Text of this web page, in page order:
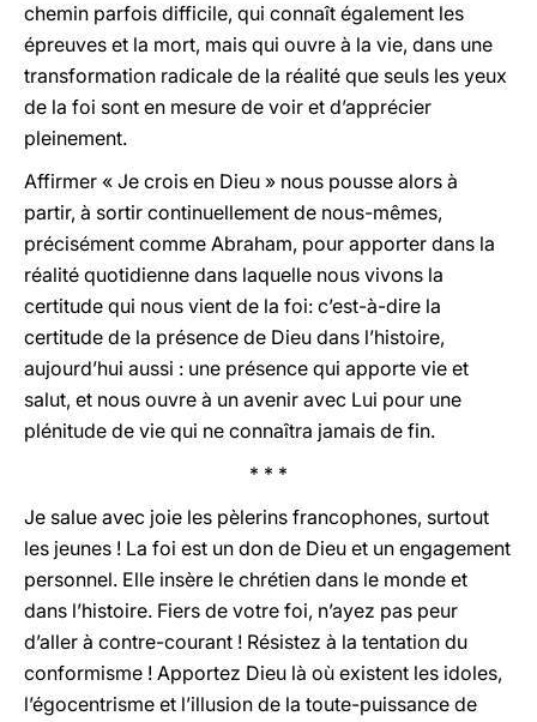
chemin parfois difficile, qui connaît également les
épreuves et la mort, mais qui ouvre à la vie, dans une
transformation radicale de la réalité que seuls les yeux
de la foi sont en mesure de voir et d’apprécier
pleinement.
Affirmer « Je crois en Dieu » nous pousse alors à
partir, à sortir continuellement de nous-mêmes,
précisément comme Abraham, pour apporter dans la
réalité quotidienne dans laquelle nous vivons la
certitude qui nous vient de la foi: c’est-à-dire la
certitude de la présence de Dieu dans l’histoire,
aujourd’hui aussi : une présence qui apporte vie et
salut, et nous ouvre à un avenir avec Lui pour une
plénitude de vie qui ne connaîtra jamais de fin.
* * *
Je salue avec joie les pèlerins francophones, surtout
les jeunes ! La foi est un don de Dieu et un engagement
personnel. Elle insère le chrétien dans le monde et
dans l’histoire. Fiers de votre foi, n’ayez pas peur
d’aller à contre-courant ! Résistez à la tentation du
conformisme ! Apportez Dieu là où existent les idoles,
l’égocentrisme et l’illusion de la toute-puissance de